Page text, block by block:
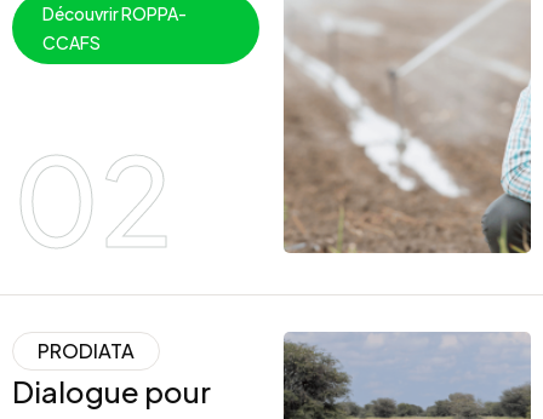
Découvrir ROPPA-
CCAFS
02
PRODIATA
Dialogue pour